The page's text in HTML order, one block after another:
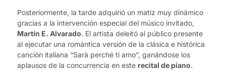
Posteriormente, la tarde adquirió un matiz muy dinámico
gracias a la intervención especial del músico invitado,
Martín E. Alvarado. El artista deleitó al público presente
al ejecutar una romántica versión de la clásica e histórica
canción italiana “Sarà perché ti amo”, ganándose los
aplausos de la concurrencia en este recital de piano.